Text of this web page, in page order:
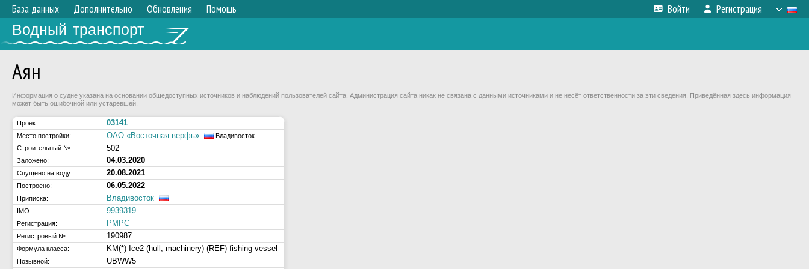
База данных Дополнительно Обновления Помощь Войти Регистрация
Водный транспорт
Аян
Информация о судне указана на основании общедоступных источников и наблюдений пользователей сайта. Администрация сайта никак не связана с данными источниками и не несёт ответственности за эти сведения. Приведённая здесь информация
может быть ошибочной или устаревшей.
Проект: 03141
Место постройки: ОАО «Восточная верфь»
Владивосток
Строительный №:
502
Заложено: 04.03.2020
Спущено на воду: 20.08.2021
Построено: 06.05.2022
Приписка: Владивосток
IMO: 9939319
Регистрация: РМРС
Регистровый №: 190987
Формула класса: KM(*) Ice2 (hull, machinery) (REF) fishing vessel
Позывной: UBWW5